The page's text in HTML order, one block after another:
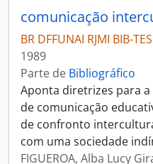
BR DFFUNAI RJMI BIB-
1989
Parte de Bibliográfico
Aponta diretrizes para
de comunicação
de confronto
com uma sociedade
FIGUEROA, Alba Lucy